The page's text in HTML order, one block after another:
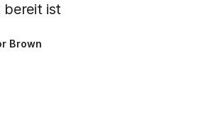
bereit ist
Brown